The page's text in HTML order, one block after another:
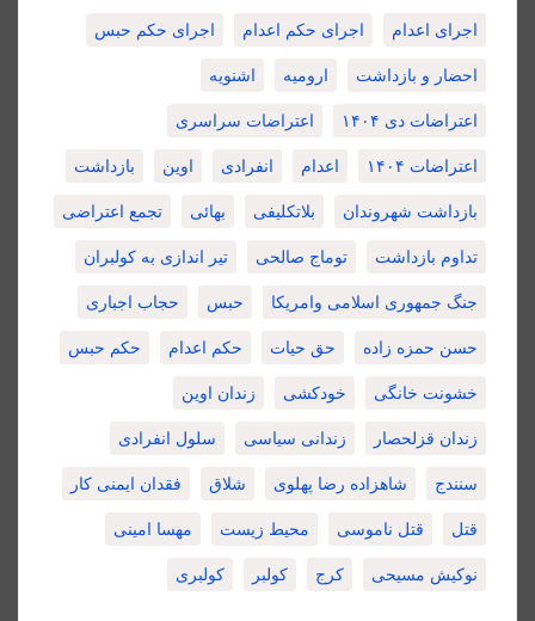
اجرای اعدام اجرای حکم اعدام اجرای حکم حبس
احضار و بازداشت ارومیه اشنویه
اعتراضات دی ۱۴۰۴ اعتراضات سراسری
اعتراضات ۱۴۰۴ اعدام انفرادی اوین بازداشت
بازداشت شهروندان بلاتکلیفی بهائی تجمع اعتراضی
تداوم بازداشت توماج صالحی تیر اندازی به کولبران
جنگ جمهوری اسلامی وامریکا حبس حجاب اجباری
حسن حمزه زاده حق حیات حکم اعدام حکم حبس
خشونت خانگی خودکشی زندان اوین
زندان قزلحصار زندانی سیاسی سلول انفرادی
سنندج شاهزاده رضا پهلوی شلاق فقدان ایمنی کار
قتل قتل ناموسی محیط زیست مهسا امینی
نوکیش مسیحی کرج کولبر کولبری